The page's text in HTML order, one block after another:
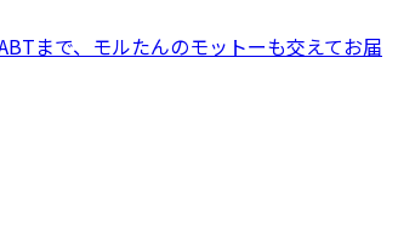
まで、モルたんのモットーも交えてお届